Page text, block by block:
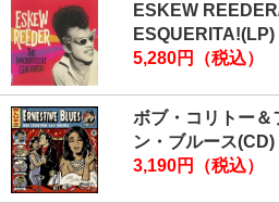
ESKEW
ESQUERITA!(LP)
5,280円（税込）
ボブ・コリトー＆
ン・ブルース(CD)
3,190円（税込）